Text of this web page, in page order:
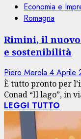
Economia e
Romagna
Rimini, il nuovo
e sostenibilità
Piero Merola 4 Aprile
È tutto pronto per
Conad “Il lago”, in
LEGGI TUTTO